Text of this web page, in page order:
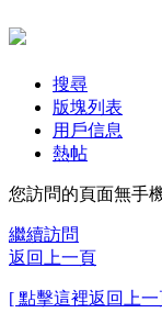
搜尋
版塊列表
用戶信息
熱帖
您訪問的頁面無手
繼續訪問
返回上一頁
[ 點擊這裡返回上